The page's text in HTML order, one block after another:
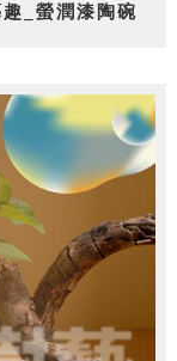
_螢潤漆陶碗